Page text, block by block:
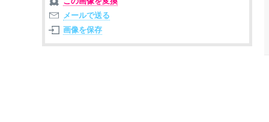
メールで送る
画像を保存